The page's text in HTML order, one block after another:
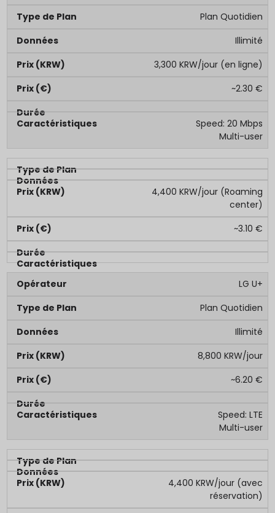
Plan Quotidien
Illimité
3,300 KRW/jour (en ligne)
~2.30 €
Speed: 20 Mbps
Multi-user
4,400 KRW/jour (Roaming
center)
~3.10 €
LG U+
Plan Quotidien
Illimité
8,800 KRW/jour
~6.20 €
Speed: LTE
Multi-user
4,400 KRW/jour (avec
réservation)